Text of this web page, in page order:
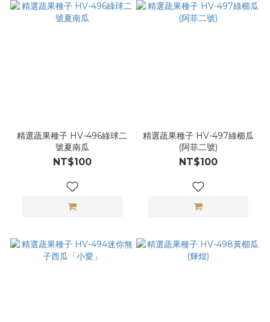
精選蔬果種子 HV-496綠球二
號夏南瓜
NT$100
精選蔬果種子 HV-497綠櫛瓜
(阿菲二號)
NT$100